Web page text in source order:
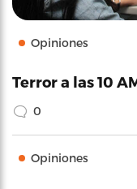
Opiniones
Terror a las 10
0
Opiniones